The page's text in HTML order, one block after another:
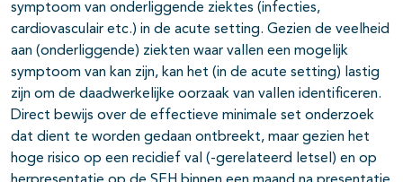
symptoom van onderliggende ziektes (infecties,
cardiovasculair etc.) in de acute setting. Gezien de veelheid
aan (onderliggende) ziekten waar vallen een mogelijk
symptoom van kan zijn, kan het (in de acute setting) lastig
zijn om de daadwerkelijke oorzaak van vallen identificeren.
Direct bewijs over de effectieve minimale set onderzoek
dat dient te worden gedaan ontbreekt, maar gezien het
hoge risico op een recidief val (-gerelateerd letsel) en op